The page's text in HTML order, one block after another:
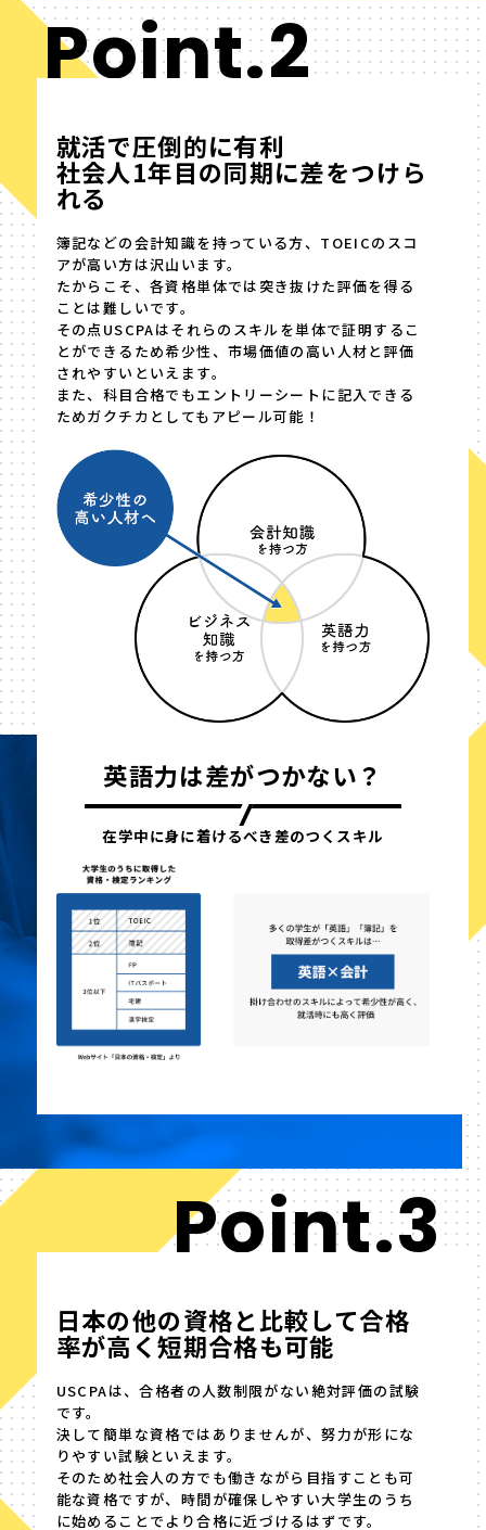
Point.2
就活で圧倒的に有利
社会人1年目の同期に差をつけら
れる
簿記などの会計知識を持っている方、TOEICのスコ
アが高い方は沢山います。
たからこそ、各資格単体では突き抜けた評価を得る
ことは難しいです。
その点USCPAはそれらのスキルを単体で証明するこ
とができるため希少性、市場価値の高い人材と評価
されやすいといえます。
また、科目合格でもエントリーシートに記入できる
ためガクチカとしてもアピール可能！
英語力は差がつかない？
在学中に身に着けるべき差のつくスキル
Point.3
日本の他の資格と比較して合格
率が高く短期合格も可能
USCPAは、合格者の人数制限がない絶対評価の試験
です。
決して簡単な資格ではありませんが、努力が形にな
りやすい試験といえます。
そのため社会人の方でも働きながら目指すことも可
能な資格ですが、時間が確保しやすい大学生のうち
に始めることでより合格に近づけるはずです。